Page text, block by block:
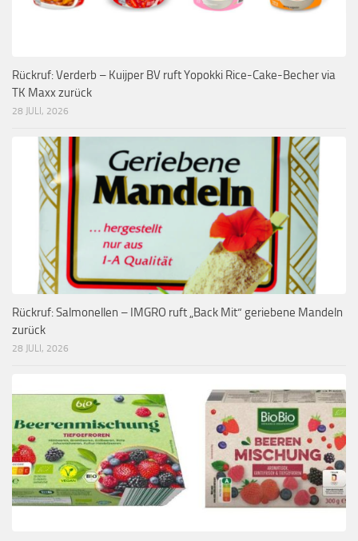
Rückruf: Verderb – Kuijper BV ruft Yopokki Rice-Cake-Becher via
TK Maxx zurück
28 JULI, 2026
Rückruf: Salmonellen – IMGRO ruft „Back Mit“ geriebene Mandeln
zurück
28 JULI, 2026